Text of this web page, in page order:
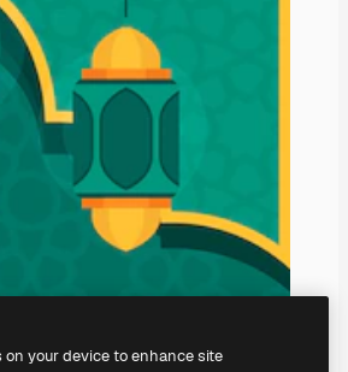
your device to enhance site